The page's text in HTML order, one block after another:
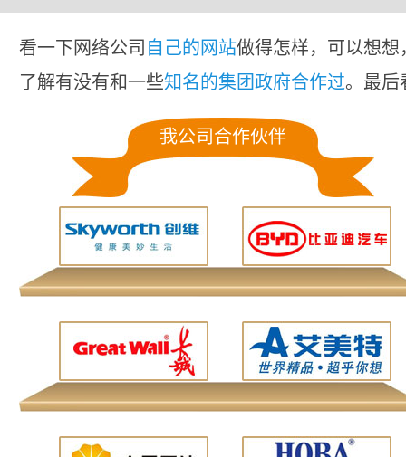
看一下网络公司 自己的网站做得怎样，可以想
了解有没有和一些知名的集团政府合作过。最后
我公司合作伙伴